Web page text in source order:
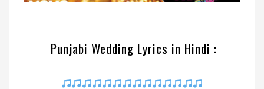
Punjabi Wedding Lyrics in Hindi :